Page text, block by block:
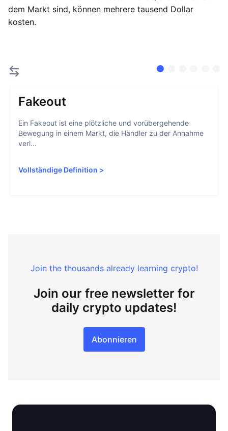
dem Markt sind, können mehrere tausend Dollar
kosten.
Fakeout
Ein Fakeout ist eine plötzliche und vorübergehende
Bewegung in einem Markt, die Händler zu der Annahme
verl...
Vollständige Definition >
Join the thousands already learning crypto!
Join our free newsletter for
daily crypto updates!
Abonnieren